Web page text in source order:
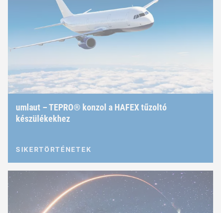
umlaut – TEPRO® konzol a HAFEX tűzoltó
készülékekhez
SIKERTÖRTÉNETEK